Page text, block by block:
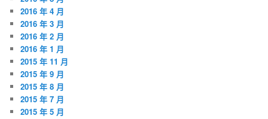
2016 年 4 月
2016 年 3 月
2016 年 2 月
2016 年 1 月
2015 年 11 月
2015 年 9 月
2015 年 8 月
2015 年 7 月
2015 年 5 月